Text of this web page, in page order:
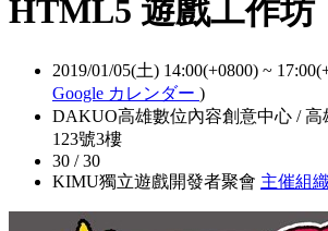
HTML5 遊戲工作坊
2019/01/05(土) 14:00(+0800) ~
Google カレンダー )
DAKUO高雄數位內容創意中心 / 高
123號3樓
30 / 30
KIMU獨立遊戲開發者聚會 主催組